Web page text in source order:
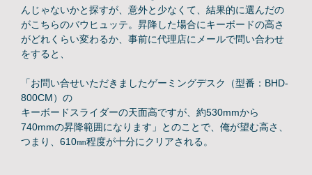
んじゃないかと探すが、意外と少なくて、結果的に選んだの
がこちらのバウヒュッテ。昇降した場合にキーボードの高さ
がどれくらい変わるか、事前に代理店にメールで問い合わせ
をすると、
「お問い合せいただきましたゲーミングデスク（型番：BHD-
800CM）の
キーボードスライダーの天面高ですが、約530mmから
740mmの昇降範囲になります」とのことで、俺が望む高さ、
つまり、610㎜程度が十分にクリアされる。